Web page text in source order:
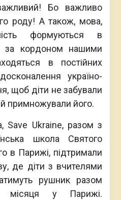
Бо важливо
роду! A також, мова,
формуються в
за кордоном нашими
в постійних
україно-
щоб діти не забували
примножували його.
Save Ukraine, разом з
школа Святого
в Парижі, підтримали
де діти з вчителями
рушник разом
місяця у Парижі.